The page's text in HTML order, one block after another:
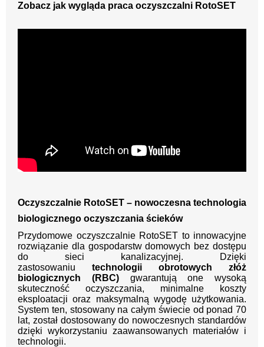
Zobacz jak wygląda praca oczyszczalni RotoSET
Oczyszczalnie RotoSET – nowoczesna technologia
biologicznego oczyszczania ścieków
Przydomowe oczyszczalnie RotoSET to innowacyjne
rozwiązanie dla gospodarstw domowych bez dostępu
do sieci kanalizacyjnej. Dzięki
zastosowaniu technologii obrotowych złóż
biologicznych (RBC)gwarantują one wysoką
skuteczność oczyszczania, minimalne koszty
eksploatacji oraz maksymalną wygodę użytkowania.
System ten, stosowany na całym świecie od ponad 70
lat, został dostosowany do nowoczesnych standardów
dzięki wykorzystaniu zaawansowanych materiałów i
technologii.